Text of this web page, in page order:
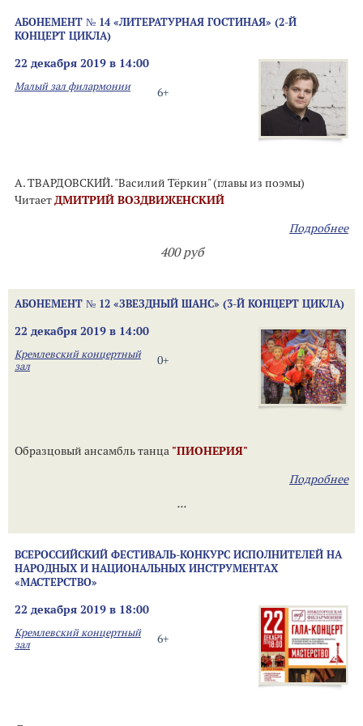
АБОНЕМЕНТ № 14 «ЛИТЕРАТУРНАЯ ГОСТИНАЯ» (2-Й
КОНЦЕРТ ЦИКЛА)
22 декабря 2019 в 14:00
6+
Малый зал филармонии
А. ТВАРДОВСКИЙ. "Василий Тёркин" (главы из поэмы)
ЧитаетДМИТРИЙ ВОЗДВИЖЕНСКИЙ
Подробнее
400 руб
АБОНЕМЕНТ № 12 «ЗВЕЗДНЫЙ ШАНС» (3-Й КОНЦЕРТ ЦИКЛА)
22 декабря 2019 в 14:00
0+
Кремлевский концертный
зал
Образцовый ансамбль танца "ПИОНЕРИЯ"
Подробнее
...
ВСЕРОССИЙСКИЙ ФЕСТИВАЛЬ-КОНКУРС ИСПОЛНИТЕЛЕЙ НА
НАРОДНЫХ И НАЦИОНАЛЬНЫХ ИНСТРУМЕНТАХ
«МАСТЕРСТВО»
22 декабря 2019 в 18:00
6+
Кремлевский концертный
зал